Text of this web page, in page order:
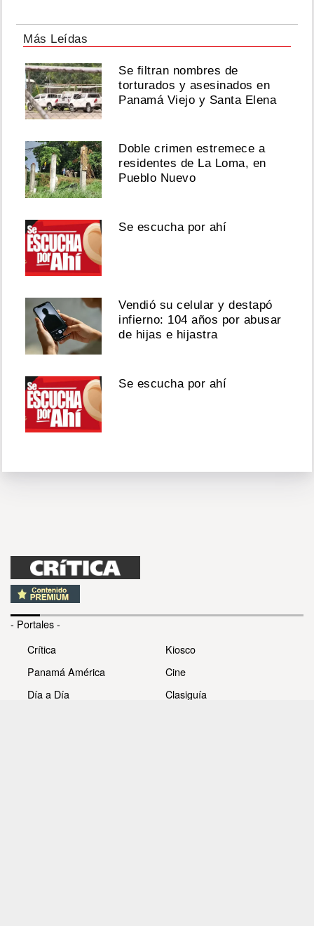
Más Leídas
Se filtran nombres de
torturados y asesinados en
Panamá Viejo y Santa Elena
Doble crimen estremece a
residentes de La Loma, en
Pueblo Nuevo
Se escucha por ahí
Vendió su celular y destapó
infierno: 104 años por abusar
de hijas e hijastra
Se escucha por ahí
- Portales -
Crítica
Panamá América
Día a Día
Kiosco
Cine
Clasiguía